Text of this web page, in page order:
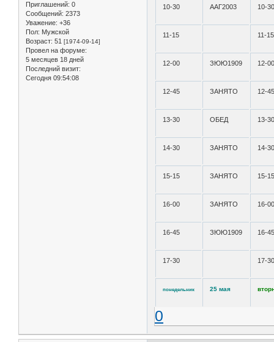
Приглашений: 0
Сообщений: 2373
Уважение: +36
Пол: Мужской
Возраст: 51 [1974-09-14]
Провел на форуме:
5 месяцев 18 дней
Последний визит:
Сегодня 09:54:08
10-30 ААГ2003 10-
11-15 11-15
12-00 ЗЮЮ1909 12-
12-45 ЗАНЯТО 12-
13-30 ОБЕД 13-
14-30 ЗАНЯТО 14-
15-15 ЗАНЯТО 15-
16-00 ЗАНЯТО 16-
16-45 ЗЮЮ1909 16-
17-30 17-
понедельник 25 мая
0